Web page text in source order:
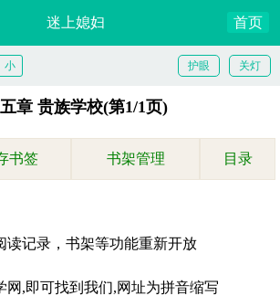
迷上媳妇 首页
关灯
护眼
小
章 贵族学校(第1/1页)
书签 书架管理 目录
读记录，书架等功能重新开放
网,即可找到我们,网址为拼音缩写